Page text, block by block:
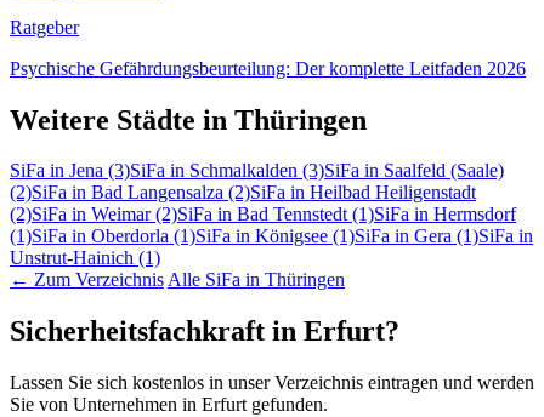
Ratgeber
Psychische Gefährdungsbeurteilung: Der komplette Leitfaden 2026
Weitere Städte in Thüringen
SiFa in Jena (3)SiFa in Schmalkalden (3)SiFa in Saalfeld (Saale)
(2)SiFa in Bad Langensalza (2)SiFa in Heilbad Heiligenstadt
(2)SiFa in Weimar(2)SiFa in Bad Tennstedt(1)SiFa in Hermsdorf
(1)SiFa in Oberdorla (1)SiFa in Königsee (1)SiFa in Gera (1)SiFa in
Unstrut-Hainich (1)
← Zum VerzeichnisAlle SiFa in Thüringen
Sicherheitsfachkraft in Erfurt?
Lassen Sie sich kostenlos in unser Verzeichnis eintragen und werden
Sie von Unternehmen in Erfurt gefunden.